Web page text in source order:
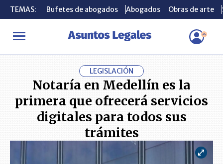
TEMAS: Bufetes de abogados Abogados Obras de arte
INICIO ACTUALIDAD Notaría en Medellín es la primera que
TEMAS: Bufetes de abogados Abogados Obras de arte
LEGISLACIÓN
Notaría en Medellín es la
primera que ofrecerá servicios
digitales para todos sus
trámites